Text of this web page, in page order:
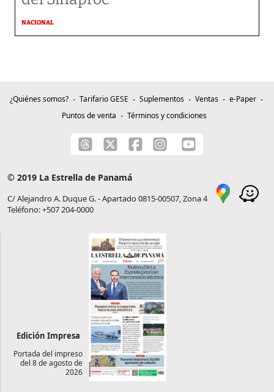
NACIONAL
¿Quiénes somos? Tarifario GESE Suplementos Ventas
e-Paper
Puntos de venta
Términos y condiciones
© 2019 La Estrella de Panamá
C/ Alejandro A. Duque G. - Apartado 0815-00507, Zona 4
Teléfono: +507 204-0000
Edición Impresa
Portada del impreso
del 8 de agosto de
2026